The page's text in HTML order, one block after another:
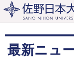
最新ニュ